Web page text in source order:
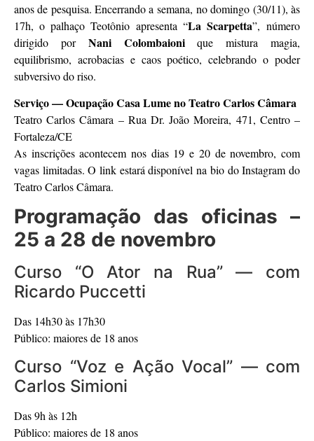
anos de pesquisa. Encerrando a semana, no domingo (30/11), às
17h, o palhaço Teotônio apresenta “La Scarpetta”, número
dirigido por Nani Colombaionique mistura magia,
equilibrismo, acrobacias e caos poético, celebrando o poder
subversivo do riso.
Serviço — Ocupação Casa Lume no Teatro Carlos Câmara
Teatro Carlos Câmara – Rua Dr. João Moreira, 471, Centro –
Fortaleza/CE
As inscrições acontecem nos dias 19 e 20 de novembro, com
vagas limitadas. O link estará disponível na bio do Instagram do
Teatro Carlos Câmara.
Programação das oficinas –
25 a 28 de novembro
Curso “O Ator na Rua” — com
Ricardo Puccetti
Das 14h30 às 17h30
Público: maiores de 18 anos
Curso “Voz e Ação Vocal” — com
Carlos Simioni
Das 9h às 12h
Público: maiores de 18 anos